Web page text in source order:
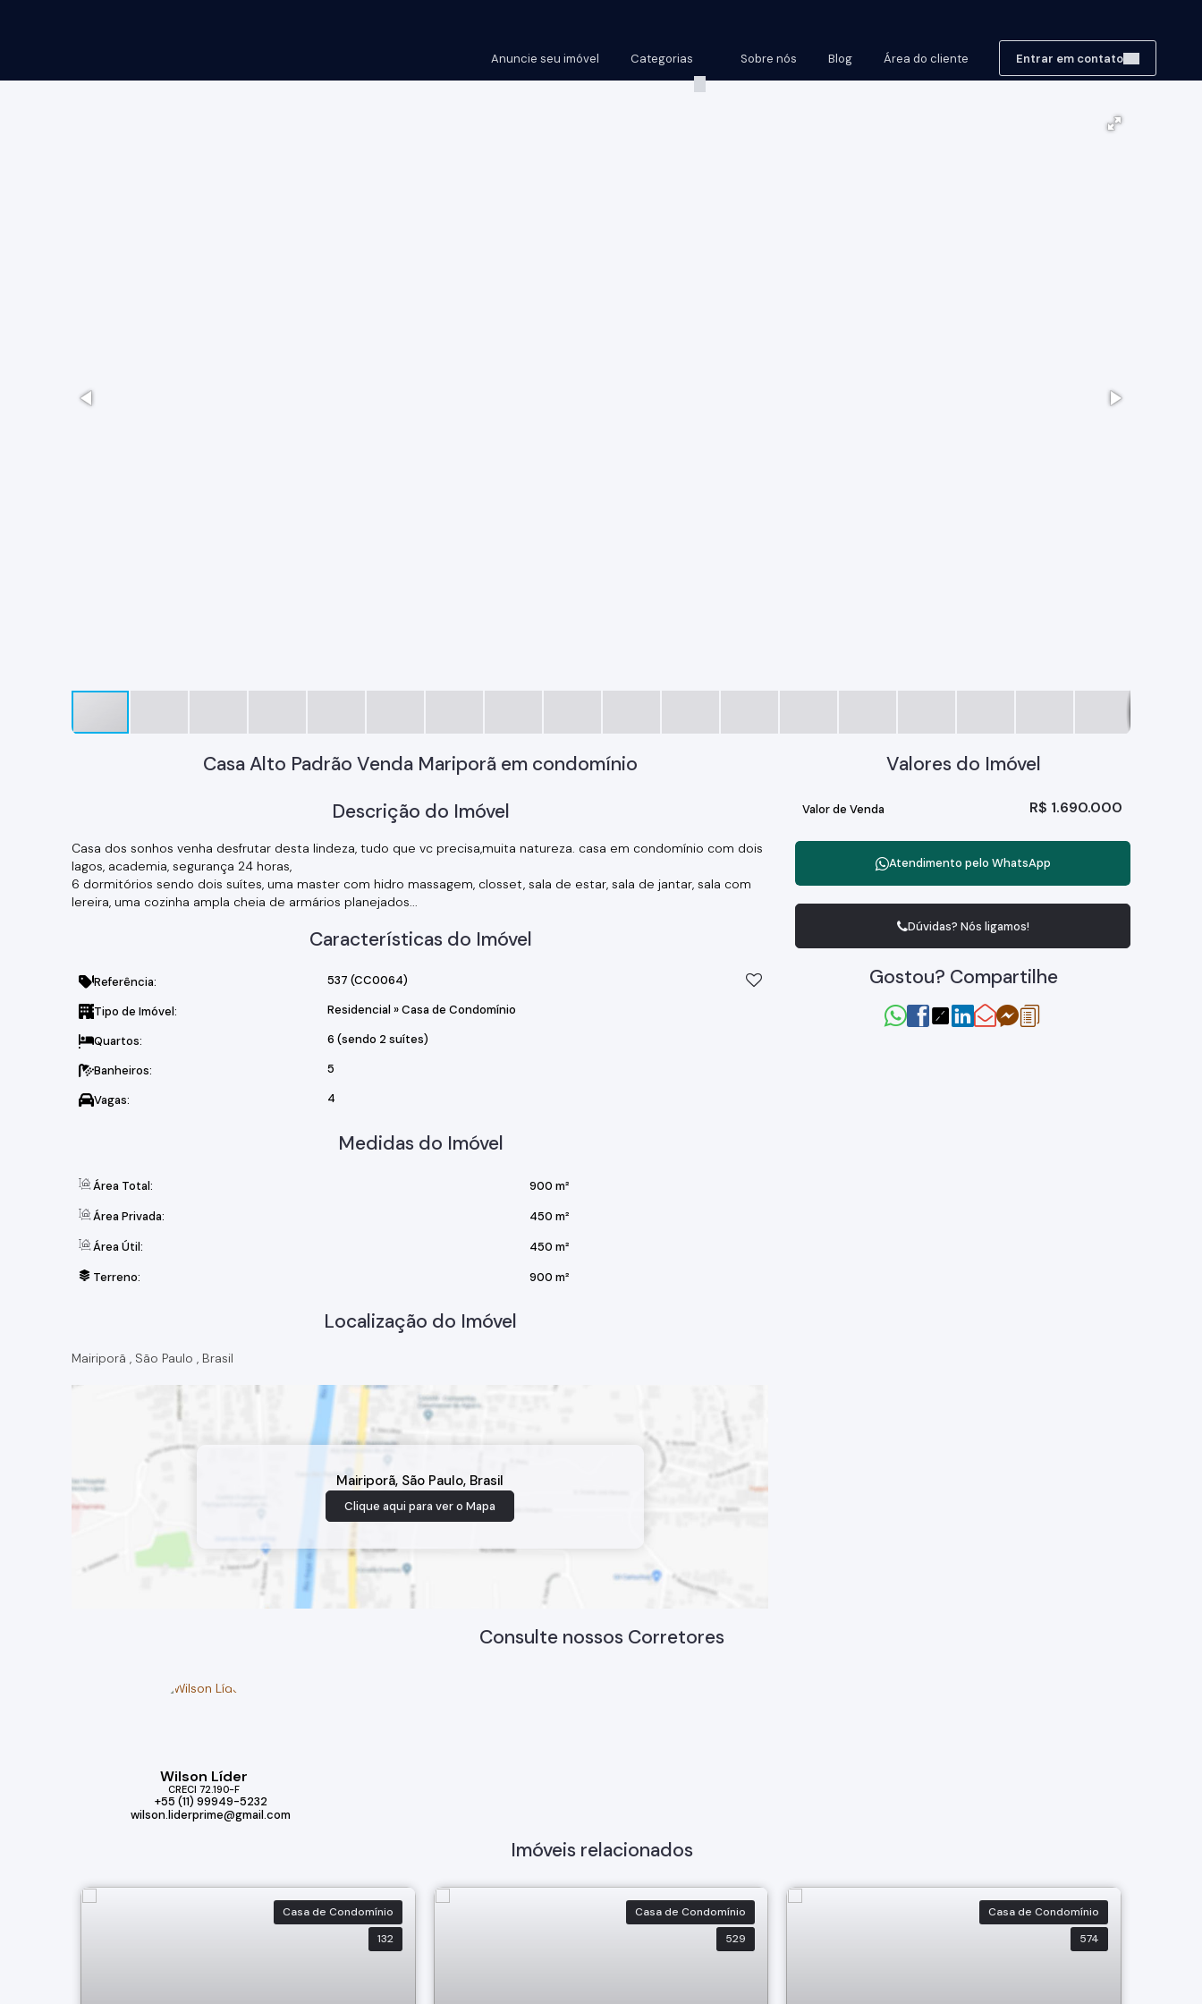
Entrar em contato
Área do cliente
Blog
Sobre nós
Categorias
Anuncie seu imóvel
Casa Alto Padrão Venda Mariporã em condomínio
Descrição do Imóvel
Casa dos sonhos venha desfrutar desta lindeza, tudo que vc precisa,muita natureza. casa em condomínio com dois
lagos, academia, segurança 24 horas,
6 dormitórios sendo dois suítes, uma master com hidro massagem, closset, sala de estar, sala de jantar, sala com
lereira, uma cozinha ampla cheia de armários planejados...
Características do Imóvel
Referência: 537 (CC0064)
Tipo de Imóvel: Residencial »Casa de Condomínio
Quartos: 6 (sendo 2 suítes)
Banheiros: 5
Vagas: 4
Medidas do Imóvel
Área Total:
900 m²
Área Privada:
450 m²
Área Útil:
450 m²
Terreno:
900 m²
Localização do Imóvel
Mairiporã , São Paulo , Brasil
Mairiporã, São Paulo, Brasil
Clique aqui para ver o Mapa
Valores do Imóvel
R$ 1.690.000
Valor de Venda
Atendimento pelo WhatsApp
Dúvidas? Nós ligamos!
Gostou? Compartilhe
Consulte nossos Corretores
Wilson Líder
CRECI 72.190-F
+55 (11) 99949-5232
wilson.liderprime@gmail.com
Imóveis relacionados
Casa de Condomínio
132
Casa de Condomínio
529
Casa de Condomínio
574